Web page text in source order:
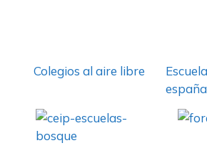
Colegios al aire libre
españa